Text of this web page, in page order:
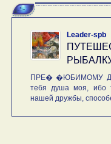
Leader-spb
ПРЕ� �ЮБИМОМУ
тебя душа моя, ибо
нашей дружбы,